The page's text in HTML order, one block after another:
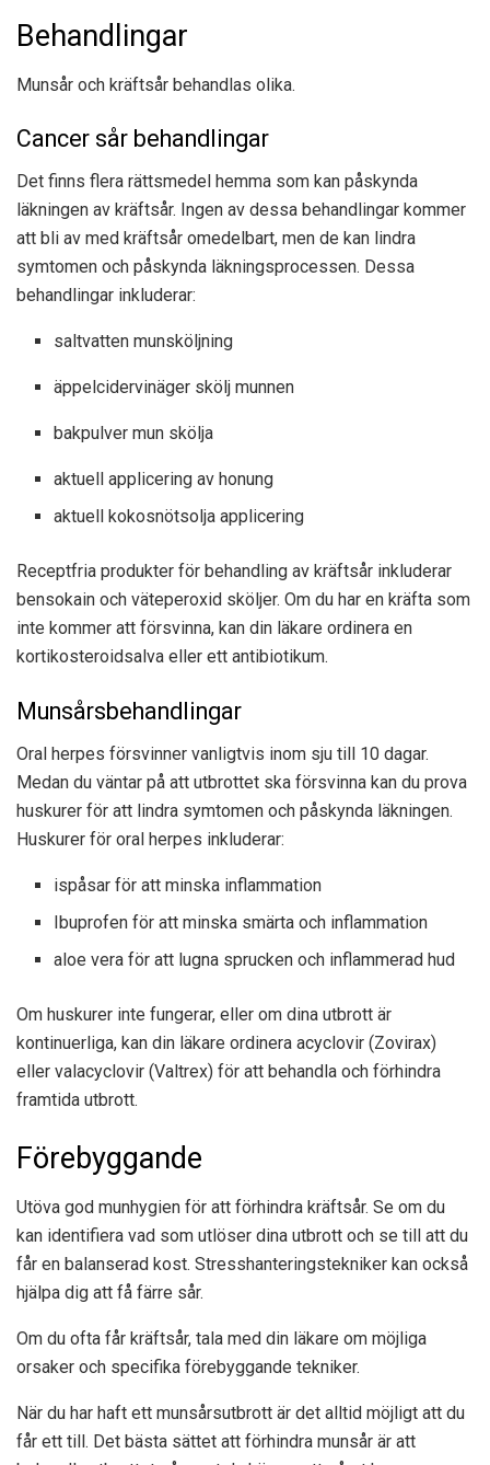
Behandlingar
Munsår och kräftsår behandlas olika.
Cancer sår behandlingar
Det finns flera rättsmedel hemma som kan påskynda
läkningen av kräftsår. Ingen av dessa behandlingar kommer
att bli av med kräftsår omedelbart, men de kan lindra
symtomen och påskynda läkningsprocessen. Dessa
behandlingar inkluderar:
saltvatten munsköljning
äppelcidervinäger skölj munnen
bakpulver mun skölja
aktuell applicering av honung
aktuell kokosnötsolja applicering
Receptfria produkter för behandling av kräftsår inkluderar
bensokain och väteperoxid sköljer. Om du har en kräfta som
inte kommer att försvinna, kan din läkare ordinera en
kortikosteroidsalva eller ett antibiotikum.
Munsårsbehandlingar
Oral herpes försvinner vanligtvis inom sju till 10 dagar.
Medan du väntar på att utbrottet ska försvinna kan du prova
huskurer för att lindra symtomen och påskynda läkningen.
Huskurer för oral herpes inkluderar:
ispåsar för att minska inflammation
Ibuprofen för att minska smärta och inflammation
aloe vera för att lugna sprucken och inflammerad hud
Om huskurer inte fungerar, eller om dina utbrott är
kontinuerliga, kan din läkare ordinera acyclovir (Zovirax)
eller valacyclovir (Valtrex) för att behandla och förhindra
framtida utbrott.
Förebyggande
Utöva god munhygien för att förhindra kräftsår. Se om du
kan identifiera vad som utlöser dina utbrott och se till att du
får en balanserad kost. Stresshanteringstekniker kan också
hjälpa dig att få färre sår.
Om du ofta får kräftsår, tala med din läkare om möjliga
orsaker och specifika förebyggande tekniker.
När du har haft ett munsårsutbrott är det alltid möjligt att du
får ett till. Det bästa sättet att förhindra munsår är att